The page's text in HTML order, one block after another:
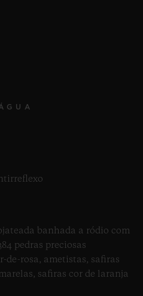
banhada a ródio com
pedras preciosas
de-rosa, ametistas, safiras
safiras cor de laranja